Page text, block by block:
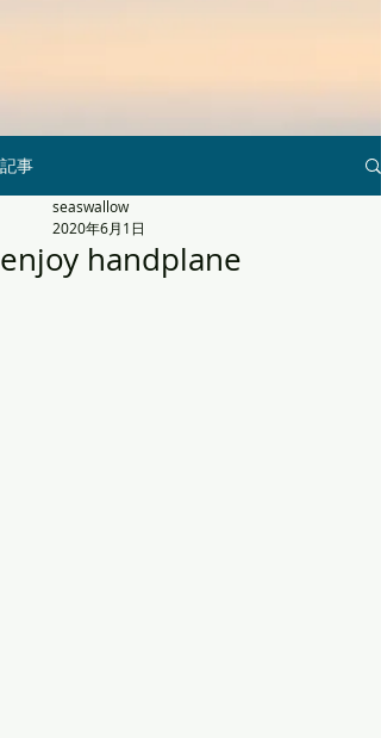
記事
enjoy handplane
seaswallow
2020年6月1日